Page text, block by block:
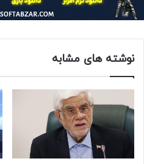
نوشته های مشابه